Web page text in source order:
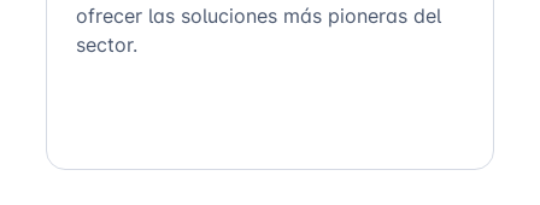
ofrecer las soluciones más pioneras del
sector.